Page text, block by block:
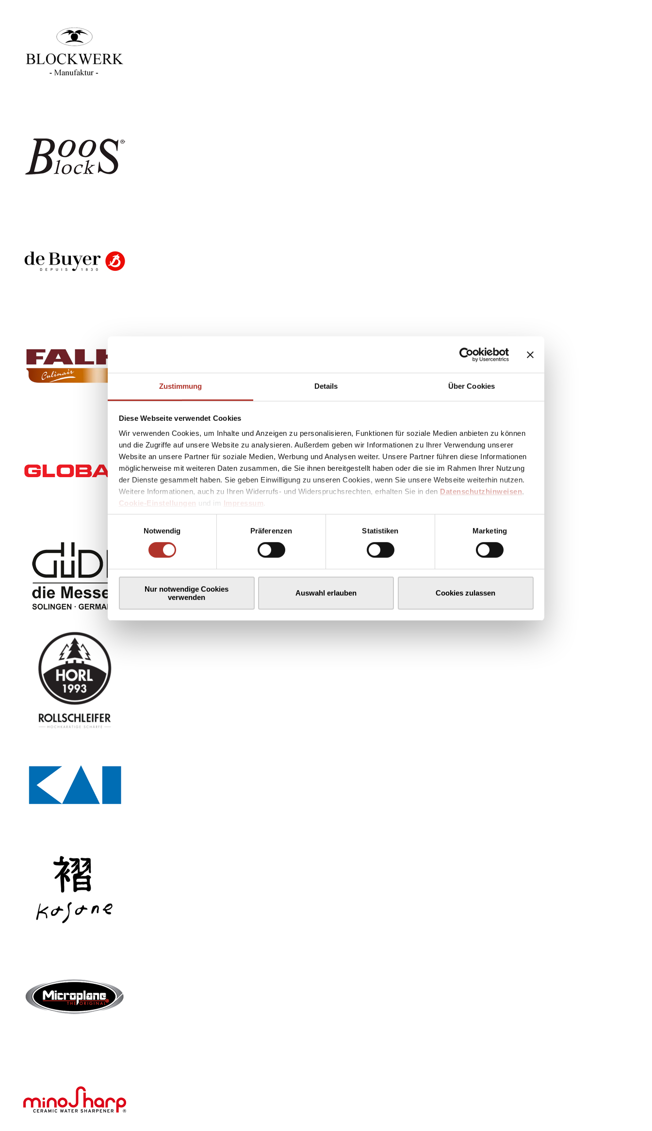
Zustimmung Details Über Cookies
Diese Webseite verwendet Cookies
Wir verwenden Cookies, um Inhalte und Anzeigen zu personalisieren, Funktionen für soziale Medien anbieten zu können
und die Zugriffe auf unsere Website zu analysieren. Außerdem geben wir Informationen zu Ihrer Verwendung unserer
Website an unsere Partner für soziale Medien, Werbung und Analysen weiter. Unsere Partner führen diese Informationen
möglicherweise mit weiteren Daten zusammen, die Sie ihnen bereitgestellt haben oder die sie im Rahmen Ihrer Nutzung
der Dienste gesammelt haben. Sie geben Einwilligung zu unseren Cookies, wenn Sie unsere Webseite weiterhin nutzen.
Weitere Informationen, auch zu Ihren Widerrufs- und Widerspruchsrechten, erhalten Sie in den Datenschutzhinweisen,
Cookie-Einstellungen und im Impressum
Notwendig
Präferenzen Statistiken Marketing
Nur notwendige Cookies
verwenden
Auswahl erlauben Cookies zulassen